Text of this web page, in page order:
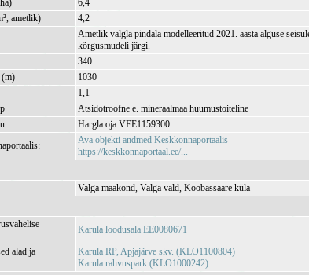
6,4
ametlik)
4,2
Ametlik valgla pindala modelleeritud 2021. aasta alguse
kõrgusmudeli järgi.
340
(m)
1030
1,1
Atsidotroofne e. mineraalmaa huumustoiteline
Hargla oja VEE1159300
Ava objekti andmed Keskkonnaportaalis
https://keskkonnaportaal.ee/...
Valga maakond, Valga vald, Koobassaare küla
Karula loodusala EE0080671
alad ja
Karula RP, Apjajärve skv. (KLO1100804)
Karula rahvuspark (KLO1000242)